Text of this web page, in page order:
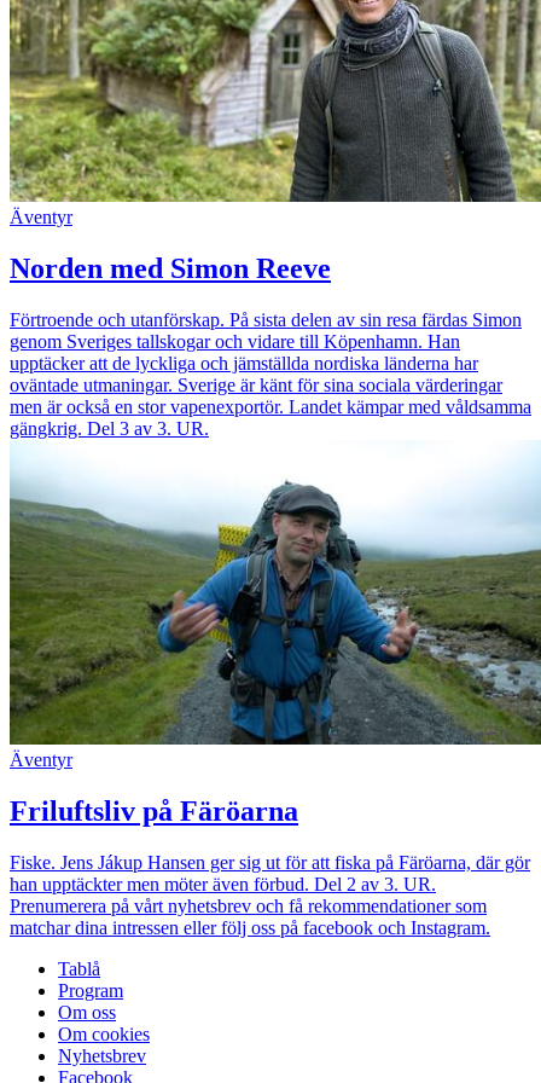
Äventyr
Norden med Simon Reeve
Förtroende och utanförskap. På sista delen av sin resa färdas Simon
genom Sveriges tallskogar och vidare till Köpenhamn. Han
upptäcker att de lyckliga och jämställda nordiska länderna har
oväntade utmaningar. Sverige är känt för sina sociala värderingar
men är också en stor vapenexportör. Landet kämpar med våldsamma
gängkrig. Del 3 av 3. UR.
Äventyr
Friluftsliv på Färöarna
Fiske. Jens Jákup Hansen ger sig ut för att fiska på Färöarna, där gör
han upptäckter men möter även förbud. Del 2 av 3. UR.
Prenumerera på vårt nyhetsbrev och få rekommendationer som
matchar dina intressen eller följ oss på facebook och Instagram.
Tablå
Program
Om oss
Om cookies
Nyhetsbrev
Facebook